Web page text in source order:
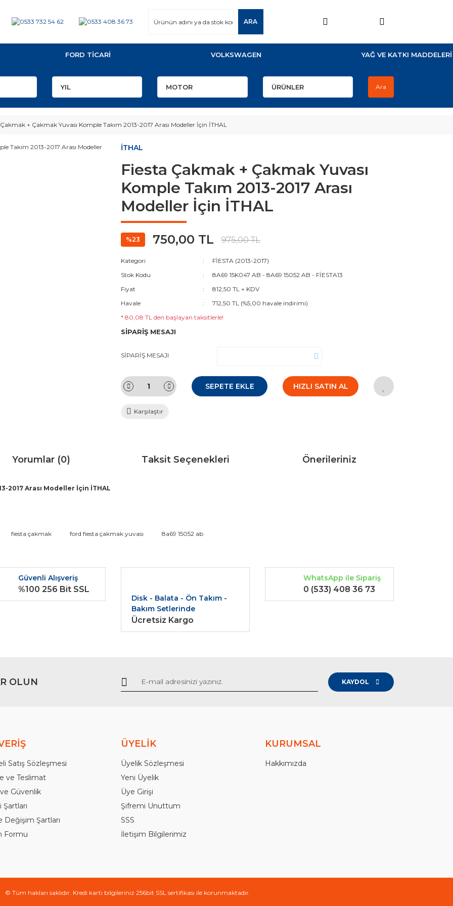
ARA
FORD TİCARİ VOLKSWAGEN YAĞ VE KATKI MADDELERİ
Ara
+ Çakmak Yuvası Komple Takım 2013-2017 Arası Modeller İçin İTHAL
İTHAL
Fiesta Çakmak + Çakmak Yuvası
Komple Takım 2013-2017 Arası
Modeller İçin İTHAL
%23 750,00 TL 975,00 TL
Kategori
FİESTA (2013-2017)
Stok Kodu
8A69 15K047 AB - 8A69 15052 AB - FİESTA13
Fiyat
812,50 TL + KDV
Havale
712,50 TL (%5,00 havale indirimi)
* 80,08 TL den başlayan taksitlerle!
SİPARİŞ MESAJI
SİPARİŞ MESAJI
SEPETE EKLE HIZLI SATIN AL
Karşılaştır
Yorumlar (0) Taksit Seçenekleri Önerileriniz
2017 Arası Modeller İçin İTHAL
diğer konularda yetersiz gördüğünüz noktaları öneri formunu kullanarak tarafımıza iletebilirsiniz.
Gönder
fiesta çakmak ford fiesta çakmak yuvası 8a69 15052 ab
Güvenli Alışveriş
%100 256 Bit SSL
Disk - Balata - Ön Takım -
Bakım Setlerinde
Ücretsiz Kargo
WhatsApp ile Sipariş
0 (533) 408 36 73
OLUN KAYDOL
Satış Sözleşmesi
ve Teslimat
Güvenlik
Şartları
Değişim Şartları
Formu
ÜYELİK
Üyelik Sözleşmesi
Yeni Üyelik
Üye Girişi
Şifremi Unuttum
SSS
İletişim Bilgilerimiz
KURUMSAL
Hakkımızda
© Tüm hakları saklıdır. Kredi kartı bilgileriniz 256bit SSL sertifikası ile korunmaktadır.